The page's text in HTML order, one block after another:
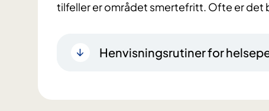
tilfeller er området smertefritt. Ofte er det
Henvisningsrutiner for